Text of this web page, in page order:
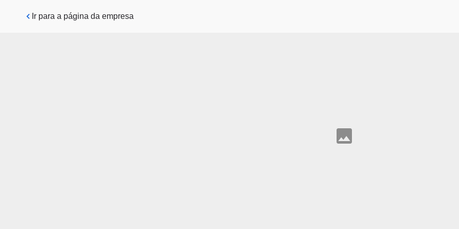
Pular para o conteúdo principal
Ir para a página da empresa